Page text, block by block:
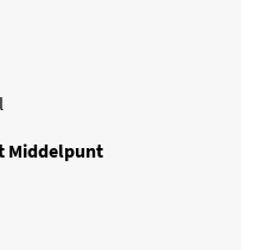
Middelpunt